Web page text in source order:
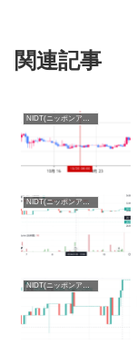
関連記事
NIDT(ニッポンアイドルトークン)まとめ
NIDT(ニッポンアイドルトークン)まとめ